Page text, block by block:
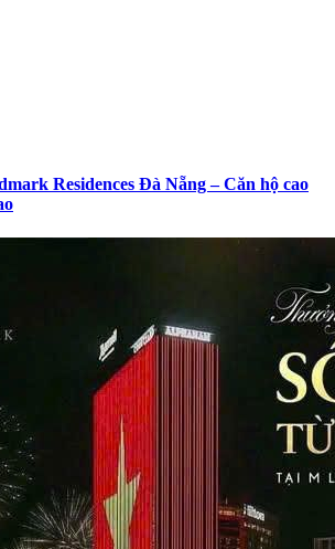
Residences Đà Nẵng – Căn hộ cao